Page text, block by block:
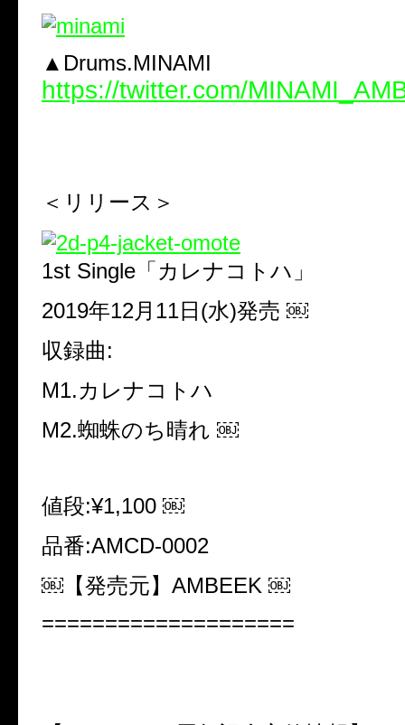
▲Drums.MINAMI
https://twitter.com/
＜リリース＞
1st Single「カレナコトハ」
2019年12月11日(水)発売 ￼
収録曲:
M1.カレナコトハ
M2.蜘蛛のち晴れ ￼
値段:¥1,100 ￼
品番:AMCD-0002
￼【発売元】AMBEEK ￼
====================